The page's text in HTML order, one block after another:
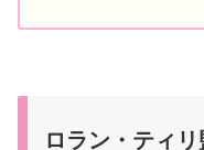
ロラン・ティ